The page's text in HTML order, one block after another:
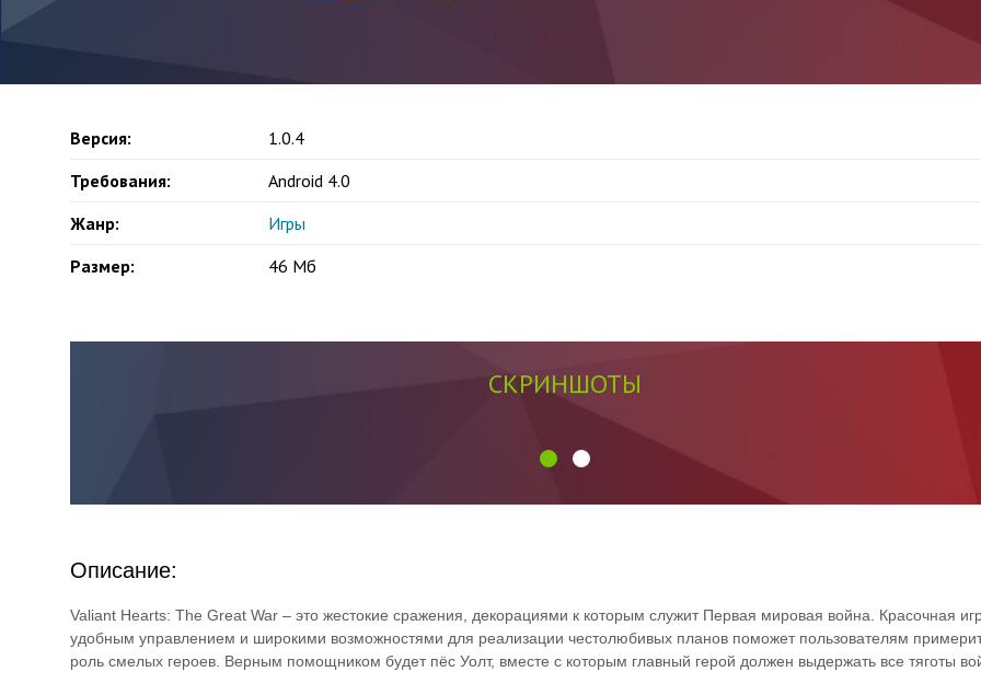
Версия:
1.0.4
Требования:
Android 4.0
Жанр:
Игры
Размер:
46 Мб
СКРИНШОТЫ
Описание:
Valiant Hearts: The Great War – это жестокие сражения, декорациями к которым служит Первая мировая война. Красочная
удобным управлением и широкими возможностями для реализации честолюбивых планов поможет пользователям
роль смелых героев. Верным помощником будет пёс Уолт, вместе с которым главный герой должен выдержать все тяготы